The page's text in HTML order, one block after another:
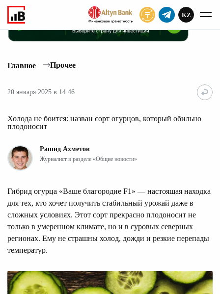
KZ
Главное Прочее
20 января 2025 в 14:46
Холода не боится: назван сорт огурцов, который обильно
плодоносит
Рашид Ахметов
Журналист в разделе «Общие новости»
Гибрид огурца «Ваше благородие F1» — настоящая находка
для тех, кто хочет получить стабильный урожай даже в
сложных условиях. Этот сорт прекрасно плодоносит не
только в умеренном климате, но и в суровых северных
регионах. Ему не страшны холод, дожди и резкие перепады
температур.